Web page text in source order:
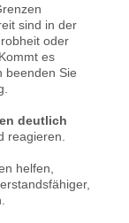
sind in der
oder
es
beenden Sie
deutlich
reagieren.
helfen,